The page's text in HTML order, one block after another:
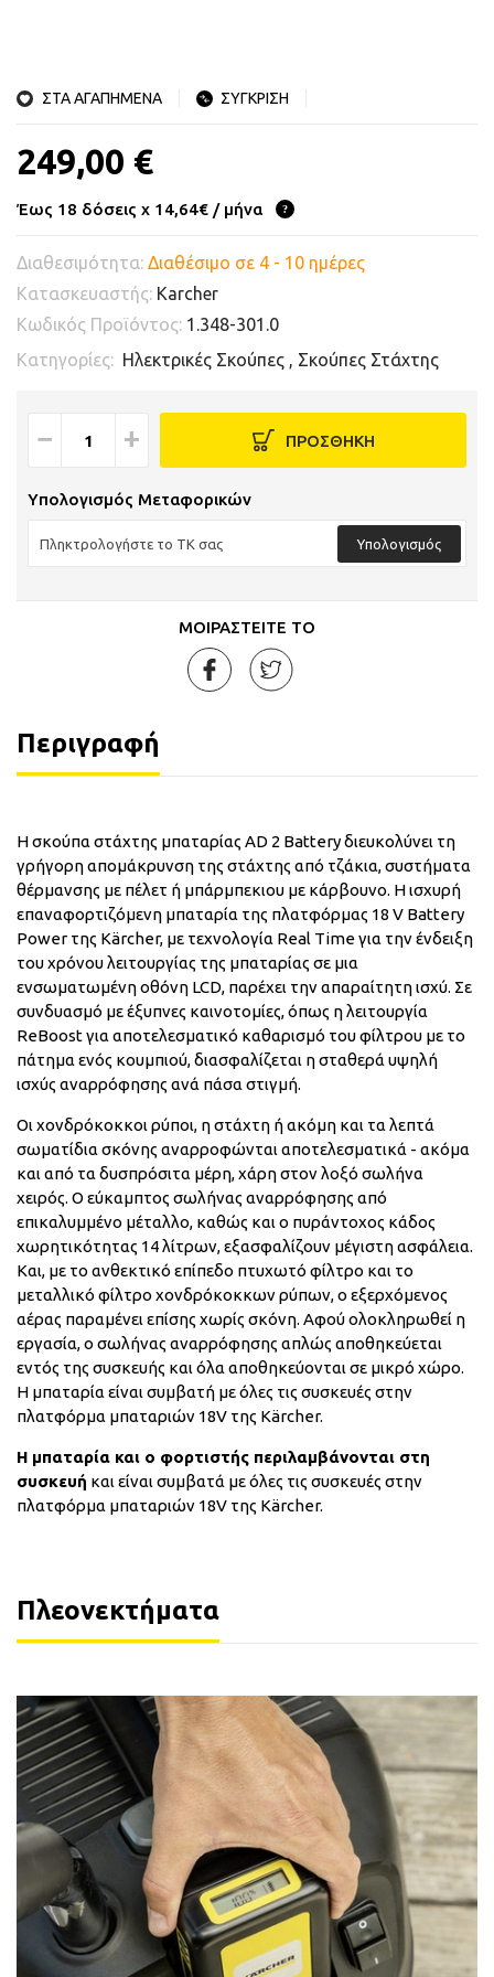
ΣΤΑ ΑΓΑΠΗΜΕΝΑ ΣΥΓΚΡΙΣΗ
249,00 €
Έως 18 δόσεις x 14,64€ / μήνα
Διαθεσιμότητα: Διαθέσιμο σε 4 - 10 ημέρες
Κατασκευαστής: Karcher
Κωδικός Προϊόντος: 1.348-301.0
Κατηγορίες: Ηλεκτρικές Σκούπες , Σκούπες Στάχτης
− + ΠΡΟΣΘΗΚΗ
Υπολογισμός Μεταφορικών
Υπολογισμός
ΜΟΙΡΑΣΤΕΙΤΕ ΤΟ
Περιγραφή
Η σκούπα στάχτης μπαταρίας AD 2 Battery διευκολύνει τη
γρήγορη απομάκρυνση της στάχτης από τζάκια, συστήματα
θέρμανσης με πέλετ ή μπάρμπεκιου με κάρβουνο. Η ισχυρή
επαναφορτιζόμενη μπαταρία της πλατφόρμας 18 V Battery
Power της Kärcher, με τεχνολογία Real Time για την ένδειξη
του χρόνου λειτουργίας της μπαταρίας σε μια
ενσωματωμένη οθόνη LCD, παρέχει την απαραίτητη ισχύ. Σε
συνδυασμό με έξυπνες καινοτομίες, όπως η λειτουργία
ReBoost για αποτελεσματικό καθαρισμό του φίλτρου με το
πάτημα ενός κουμπιού, διασφαλίζεται η σταθερά υψηλή
ισχύς αναρρόφησης ανά πάσα στιγμή.
Οι χονδρόκοκκοι ρύποι, η στάχτη ή ακόμη και τα λεπτά
σωματίδια σκόνης αναρροφώνται αποτελεσματικά - ακόμα
και από τα δυσπρόσιτα μέρη, χάρη στον λοξό σωλήνα
χειρός. Ο εύκαμπτος σωλήνας αναρρόφησης από
επικαλυμμένο μέταλλο, καθώς και ο πυράντοχος κάδος
χωρητικότητας 14 λίτρων, εξασφαλίζουν μέγιστη ασφάλεια.
Και, με το ανθεκτικό επίπεδο πτυχωτό φίλτρο και το
μεταλλικό φίλτρο χονδρόκοκκων ρύπων, ο εξερχόμενος
αέρας παραμένει επίσης χωρίς σκόνη. Αφού ολοκληρωθεί η
εργασία, ο σωλήνας αναρρόφησης απλώς αποθηκεύεται
εντός της συσκευής και όλα αποθηκεύονται σε μικρό χώρο.
Η μπαταρία είναι συμβατή με όλες τις συσκευές στην
πλατφόρμα μπαταριών 18V της Kärcher.
Η μπαταρία και ο φορτιστής περιλαμβάνονται στη
συσκευή και είναι συμβατά με όλες τις συσκευές στην
πλατφόρμα μπαταριών 18V της Kärcher.
Πλεονεκτήματα